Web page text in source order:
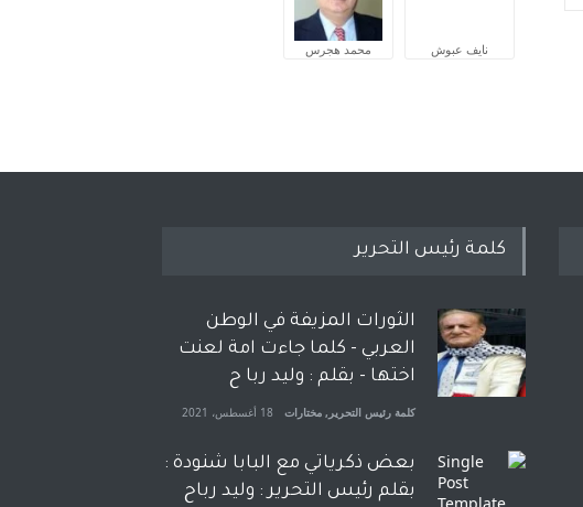
نايف عبوش محمد هجرس
كلمة رئيس التحرير
الثورات المزيفة في الوطن
العربي - كلما جاءت امة لعنت
اختها - بقلم : وليد ربا ح
كلمة رئيس التحرير , مختارات 18 أغسطس، 2021
بعض ذكرياتي مع البابا شنودة :
بقلم رئيس التحرير : وليد رباح